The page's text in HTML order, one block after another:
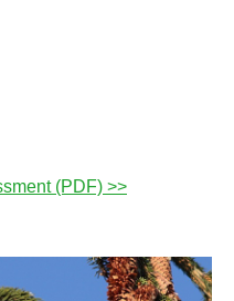
(PDF) >>